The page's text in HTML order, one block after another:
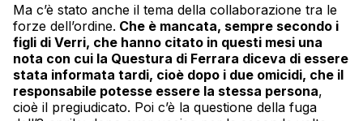
Ma c’è stato anche il tema della collaborazione tra le
forze dell’ordine. Che è mancata, sempre secondo i
figli di Verri, che hanno citato in questi mesi una
nota con cui la Questura di Ferrara diceva di essere
stata informata tardi, cioè dopo i due omicidi, che il
responsabile potesse essere la stessa persona,
cioè il pregiudicato. Poi c’è la questione della fuga